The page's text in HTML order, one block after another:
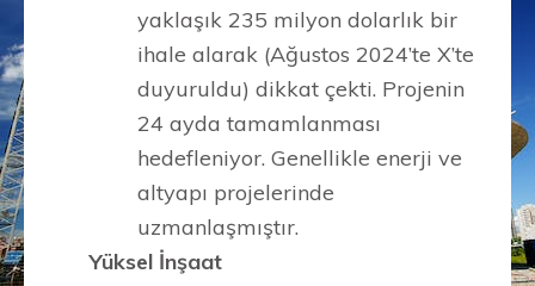
yaklaşık 235 milyon dolarlık bir
ihale alarak (Ağustos 2024’te X’te
duyuruldu) dikkat çekti. Projenin
24 ayda tamamlanması
hedefleniyor. Genellikle enerji ve
altyapı projelerinde
uzmanlaşmıştır.
Yüksel İnşaat